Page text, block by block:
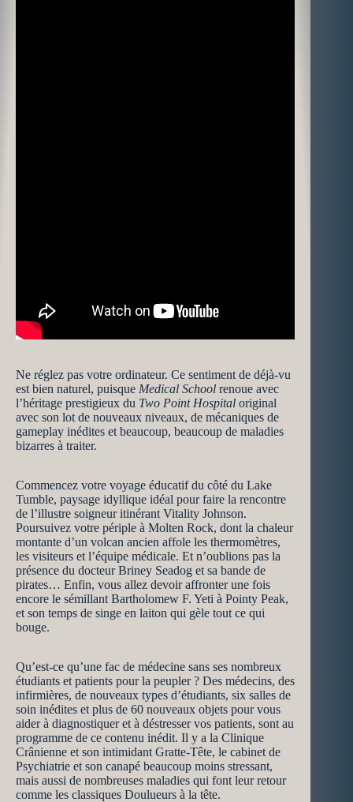
Ne réglez pas votre ordinateur. Ce sentiment de déjà-vu
est bien naturel, puisque Medical School renoue avec
l’héritage prestigieux du Two Point Hospital original
avec son lot de nouveaux niveaux, de mécaniques de
gameplay inédites et beaucoup, beaucoup de maladies
bizarres à traiter.
Commencez votre voyage éducatif du côté du Lake
Tumble, paysage idyllique idéal pour faire la rencontre
de l’illustre soigneur itinérant Vitality Johnson.
Poursuivez votre périple à Molten Rock, dont la chaleur
montante d’un volcan ancien affole les thermomètres,
les visiteurs et l’équipe médicale. Et n’oublions pas la
présence du docteur Briney Seadog et sa bande de
pirates… Enfin, vous allez devoir affronter une fois
encore le sémillant Bartholomew F. Yeti à Pointy Peak,
et son temps de singe en laiton qui gèle tout ce qui
bouge.
Qu’est-ce qu’une fac de médecine sans ses nombreux
étudiants et patients pour la peupler ? Des médecins, des
infirmières, de nouveaux types d’étudiants, six salles de
soin inédites et plus de 60 nouveaux objets pour vous
aider à diagnostiquer et à déstresser vos patients, sont au
programme de ce contenu inédit. Il y a la Clinique
Crânienne et son intimidant Gratte-Tête, le cabinet de
Psychiatrie et son canapé beaucoup moins stressant,
mais aussi de nombreuses maladies qui font leur retour
comme les classiques Doulueurs à la tête.